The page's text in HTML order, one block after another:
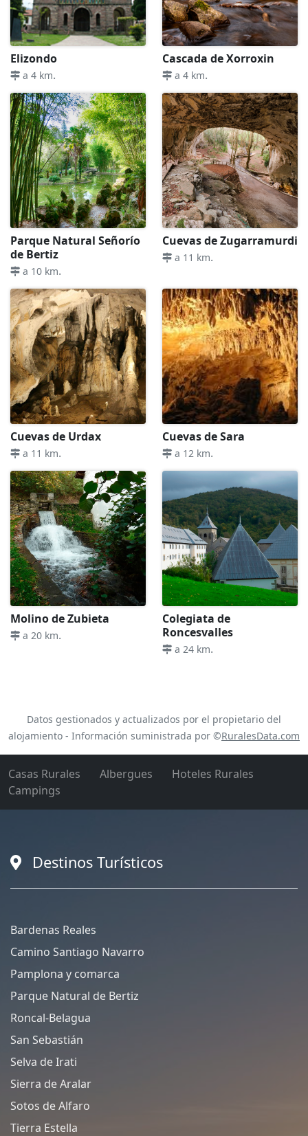
Elizondo
a 4 km.
Cascada de Xorroxin
a 4 km.
Parque Natural Señorío
de Bertiz
a 10 km.
Cuevas de Zugarramurdi
a 11 km.
Cuevas de Urdax
a 11 km.
Cuevas de Sara
a 12 km.
Molino de Zubieta
a 20 km.
Colegiata de
Roncesvalles
a 24 km.
Datos gestionados y actualizados por el propietario del
alojamiento - Información suministrada por ©RuralesData.com
Casas Rurales Albergues
Hoteles Rurales
Campings
Destinos Turísticos
Bardenas Reales
Camino Santiago Navarro
Pamplona y comarca
Parque Natural de Bertiz
Roncal-Belagua
San Sebastián
Selva de Irati
Sierra de Aralar
Sotos de Alfaro
Tierra Estella